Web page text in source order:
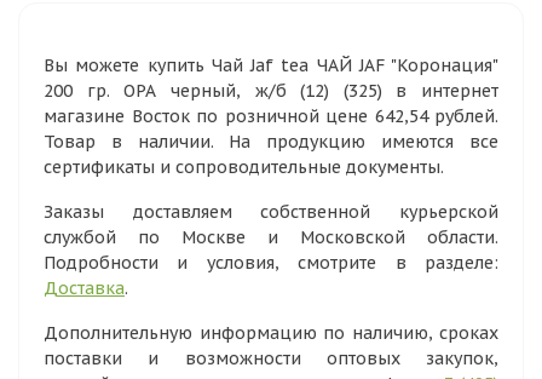
Вы можете купить Чай Jaf tea ЧАЙ JAF "Коронация"
200 гр. ОРА черный, ж/б (12) (325) в интернет
магазине Восток по розничной цене 642,54 рублей.
Товар в наличии. На продукцию имеются все
сертификаты и сопроводительные документы.
Заказы доставляем собственной курьерской
службой по Москве и Московской области.
Подробности и условия, смотрите в разделе:
Доставка.
Дополнительную информацию по наличию, сроках
поставки и возможности оптовых закупок,